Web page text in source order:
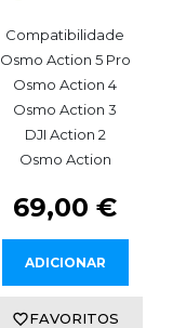
Compatibilidade
Osmo Action 5 Pro
Osmo Action 4
Osmo Action 3
DJI Action 2
Osmo Action
69,00 €
ADICIONAR
FAVORITOS